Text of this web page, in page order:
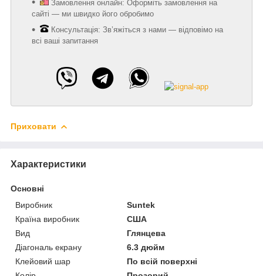
Замовлення онлайн: Оформіть замовлення на
сайті — ми швидко його обробимо
Консультація: Зв’яжіться з нами — відповімо на
всі ваші запитання
Приховати
Характеристики
Основні
Виробник
Suntek
Країна виробник
США
Вид
Глянцева
Діагональ екрану
6.3 дюйм
Клейовий шар
По всій поверхні